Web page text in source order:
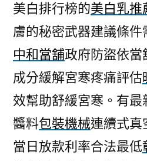
美白排行榜的美白乳推
膚的秘密武器建議條
中和當舖政府防盜依當
成分緩解宮寒疼痛評估
效幫助舒緩宮寒。有最
醬料包裝機械連續式真
當日放款利率合法最低